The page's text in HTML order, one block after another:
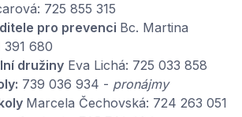
725 855 315
pro prevenci Bc. Martina
391 680
družiny Eva Lichá: 725 033 858
739 036 934 - pronájmy
Marcela Čechovská: 724 263 051